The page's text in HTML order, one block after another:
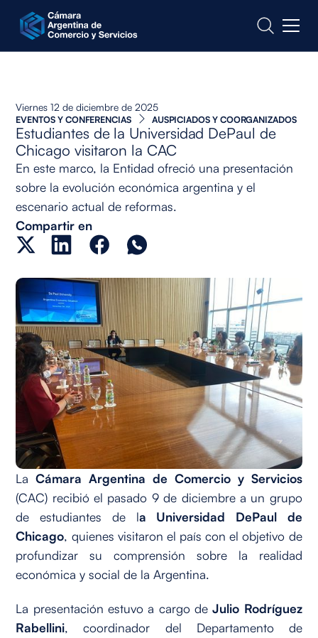
CONTACTO
Viernes 12 de diciembre de 2025
EVENTOS Y CONFERENCIAS AUSPICIADOS Y COORGANIZADOS
Estudiantes de la Universidad DePaul de
Chicago visitaron la CAC
En este marco, la Entidad ofreció una presentación
sobre la evolución económica argentina y el
escenario actual de reformas.
Compartir en
LaCámara Argentina de Comercio y Servicios
(CAC) recibió el pasado 9 de diciembre a un grupo
de estudiantes de la Universidad DePaul de
Chicago, quienes visitaron el país con el objetivo de
profundizar su comprensión sobre la realidad
económica y social de la Argentina.
La presentación estuvo a cargo deJulio Rodríguez
Rabellini, coordinador del Departamento de